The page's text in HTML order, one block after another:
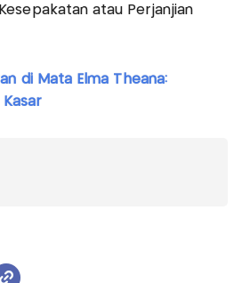
atau Perjanjian
di Mata Elma Theana: